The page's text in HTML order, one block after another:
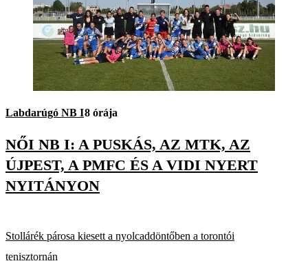
Labdarúgó NB I8 órája
NŐI NB I: A PUSKÁS, AZ MTK, AZ
ÚJPEST, A PMFC ÉS A VIDI NYERT
NYITÁNYON
Stollárék párosa kiesett a nyolcaddöntőben a torontói
tenisztornán